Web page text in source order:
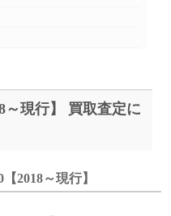
買取査定に
2018～現行】